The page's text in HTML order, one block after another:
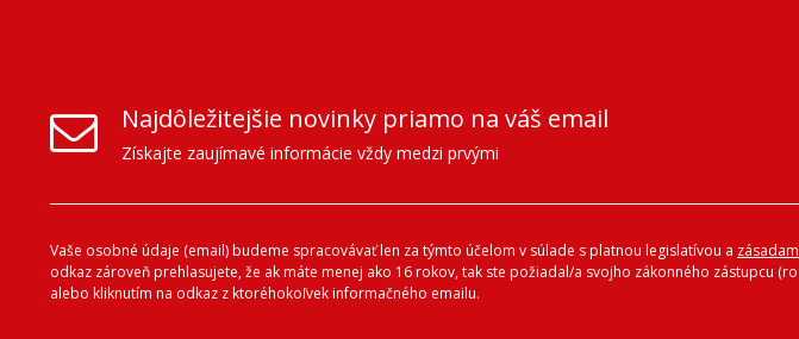
Najdôležitejšie novinky priamo na váš email
Získajte zaujímavé informácie vždy medzi prvými
Vaše osobné údaje (email) budeme spracovávať len za týmto účelom v súlade s platnou legislatívou a
odkaz zároveň prehlasujete, že ak máte menej ako 16 rokov, tak ste požiadal/a svojho zákonného zástupcu
alebo kliknutím na odkaz z ktoréhokoľvek informačného emailu.